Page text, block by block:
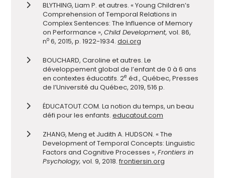
BLYTHING, Liam P. et autres. « Young Children’s
Comprehension of Temporal Relations in
Complex Sentences: The Influence of Memory
on Performance », Child Development, vol. 86,
no 6, 2015, p. 1922-1934. doi.org
BOUCHARD, Caroline et autres. Le
développement global de l’enfant de 0 à 6 ans
en contextes éducatifs. 2e éd., Québec, Presses
de l’Université du Québec, 2019, 516 p.
ÉDUCATOUT.COM. La notion du temps, un beau
défi pour les enfants. educatout.com
ZHANG, Meng et Judith A. HUDSON. « The
Development of Temporal Concepts: Linguistic
Factors and Cognitive Processes », Frontiers in
Psychology, vol. 9, 2018. frontiersin.org